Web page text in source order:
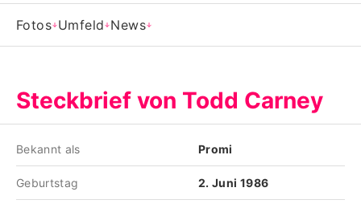
Redaktionelle Richtlinien
Nutzungsbedingungen
Utiq verwalten
Fotos Umfeld News
Steckbrief von Todd Carney
Bekannt als Promi
Geburtstag 2. Juni 1986